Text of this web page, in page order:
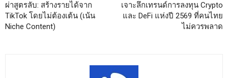
ผ่าสูตรลับ: สร้างรายได้จาก
TikTok โดยไม่ต้องเต้น (เน้น
Niche Content)
เจาะลึกเทรนด์การลงทุน Crypto
และ DeFi แห่งปี 2569 ที่คนไทย
ไม่ควรพลาด